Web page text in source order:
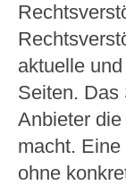
aktuelle
Seiten. Das
Anbieter
macht.
ohne